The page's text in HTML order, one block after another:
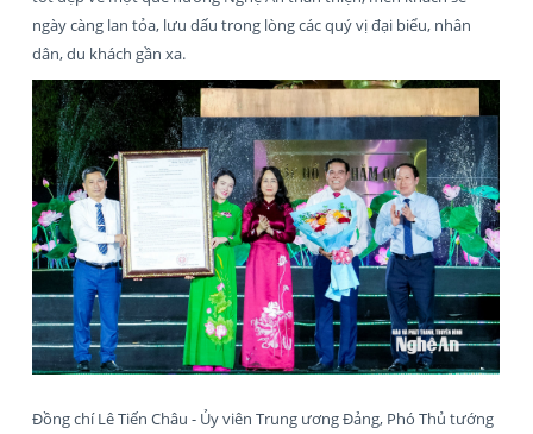
ngày càng lan tỏa, lưu dấu trong lòng các quý vị đại biểu, nhân
dân, du khách gần xa.
Đồng chí Lê Tiến Châu - Ủy viên Trung ương Đảng, Phó Thủ tướng